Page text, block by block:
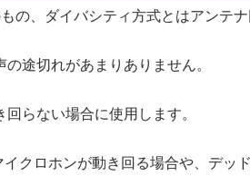
の、ダイバシティ方式とはアンテ
途切れがあまりありません。
らない場合に使用します。
クロホンが動き回る場合や、デッ